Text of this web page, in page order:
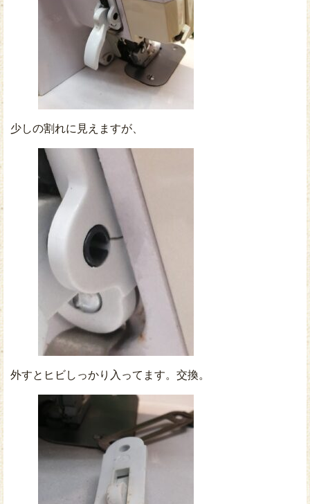
少しの割れに見えますが、
外すとヒビしっかり入ってます。交換。